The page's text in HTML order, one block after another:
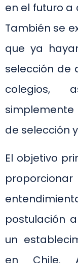
en el futuro a
También se
que ya
selección de
colegios,
de selección
El objetivo
postulación
un
en Chile.